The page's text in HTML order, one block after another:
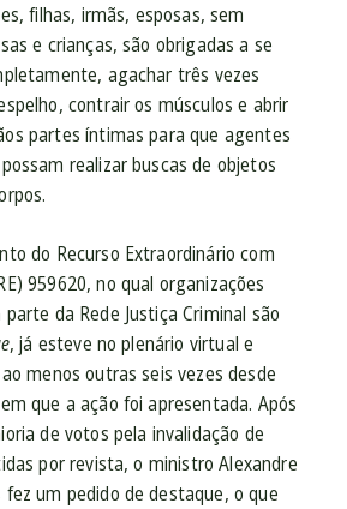
filhas, irmãs, esposas, sem
e crianças, são obrigadas a se
agachar três vezes
contrair os músculos e abrir
partes íntimas para que agentes
realizar buscas de objetos
do Recurso Extraordinário com
959620, no qual organizações
da Rede Justiça Criminal são
, já esteve no plenário virtual e
menos outras seis vezes desde
que a ação foi apresentada. Após
de votos pela invalidação de
por revista, o ministro Alexandre
fez um pedido de destaque, o que